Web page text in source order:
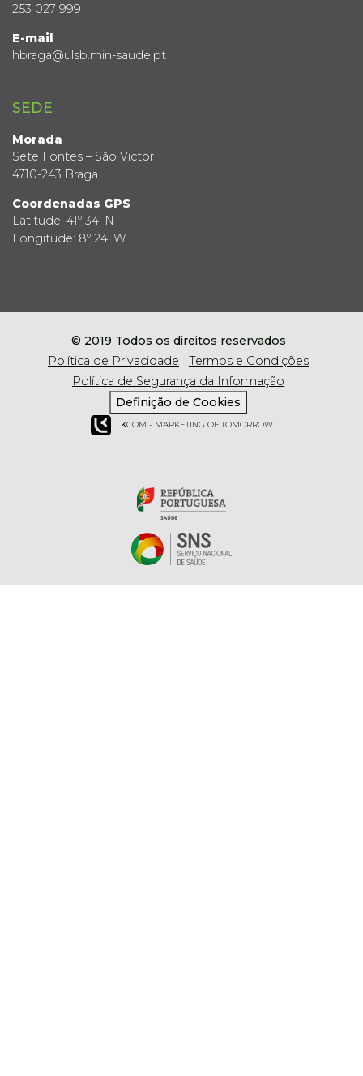
253 027 999
E-mail
hbraga@ulsb.min-saude.pt
SEDE
Morada
Sete Fontes – São Victor
4710-243 Braga
Coordenadas GPS
Latitude: 41º 34’ N
Longitude: 8º 24’ W
© 2019 Todos os direitos reservados
Política de Privacidade
Termos e Condições
Política de Segurança da Informação
Definição de Cookies
LKCOM - MARKETING OF TOMORROW